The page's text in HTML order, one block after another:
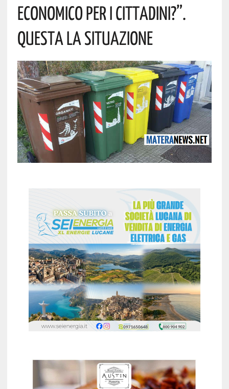
Economico Per I Cittadini?”.
Questa La Situazione